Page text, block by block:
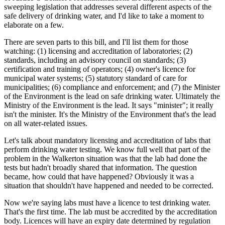
sweeping legislation that addresses several different aspects of the
safe delivery of drinking water, and I'd like to take a moment to
elaborate on a few.
There are seven parts to this bill, and I'll list them for those
watching: (1) licensing and accreditation of laboratories; (2)
standards, including an advisory council on standards; (3)
certification and training of operators; (4) owner's licence for
municipal water systems; (5) statutory standard of care for
municipalities; (6) compliance and enforcement; and (7) the Minister
of the Environment is the lead on safe drinking water. Ultimately the
Ministry of the Environment is the lead. It says "minister"; it really
isn't the minister. It's the Ministry of the Environment that's the lead
on all water-related issues.
Let's talk about mandatory licensing and accreditation of labs that
perform drinking water testing. We know full well that part of the
problem in the Walkerton situation was that the lab had done the
tests but hadn't broadly shared that information. The question
became, how could that have happened? Obviously it was a
situation that shouldn't have happened and needed to be corrected.
Now we're saying labs must have a licence to test drinking water.
That's the first time. The lab must be accredited by the accreditation
body. Licences will have an expiry date determined by regulation